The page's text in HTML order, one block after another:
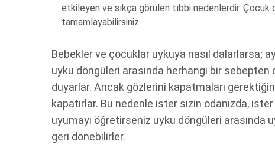
etkileyen ve sıkça görülen tıbbi nedenlerdir. Çocuk
tamamlayabilirsiniz.
Bebekler ve çocuklar uykuya nasıl dalarlarsa;
uyku döngüleri arasında herhangi bir sebepten
duyarlar. Ancak gözlerini kapatmaları
kapatırlar. Bu nedenle ister sizin odanızda,
uyumayı öğretirseniz uyku döngüleri arasında
geri dönebilirler.